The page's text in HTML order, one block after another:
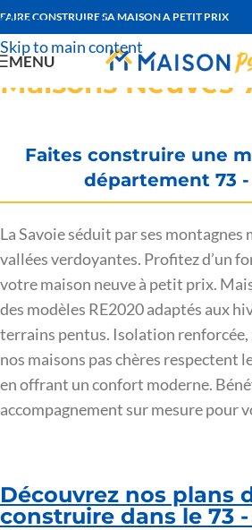
Skip to navigation
Skip to main content
FAIRE CONSTRUIRE SA MAISON A PETIT PRIX
MENU
Maisons Neuves
Faites construire une
département 73 -
La Savoie séduit par ses montagnes
vallées verdoyantes. Profitez d’un
votre maison neuve à petit prix.
des modèles RE2020 adaptés aux
terrains pentus. Isolation
nos maisons pas chères respectent
en offrant un confort moderne.
accompagnement sur mesure pour
Découvrez nos plans
construire dans le 73 -